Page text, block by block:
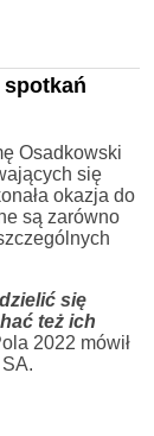
spotkań
Osadkowski
się
okazja do
są zarówno
się
też ich
2022 mówił